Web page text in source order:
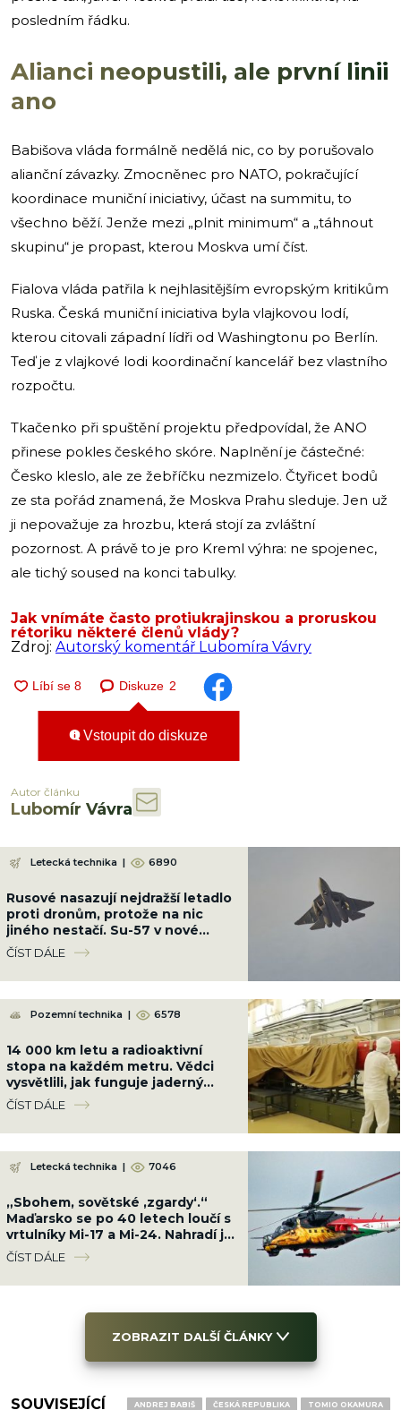
posledním řádku.
Alianci neopustili, ale první linii
ano
Babišova vláda formálně nedělá nic, co by porušovalo
alianční závazky. Zmocněnec pro NATO, pokračující
koordinace muniční iniciativy, účast na summitu, to
všechno běží. Jenže mezi „plnit minimum“ a „táhnout
skupinu“ je propast, kterou Moskva umí číst.
Fialova vláda patřila k nejhlasitějším evropským kritikům
Ruska. Česká muniční iniciativa byla vlajkovou lodí,
kterou citovali západní lídři od Washingtonu po Berlín.
Teď je z vlajkové lodi koordinační kancelář bez vlastního
rozpočtu.
Tkačenko při spuštění projektu předpovídal, že ANO
přinese pokles českého skóre. Naplnění je částečné:
Česko kleslo, ale ze žebříčku nezmizelo. Čtyřicet bodů
ze sta pořád znamená, že Moskva Prahu sleduje. Jen už
ji nepovažuje za hrozbu, která stojí za zvláštní
pozornost. A právě to je pro Kreml výhra: ne spojenec,
ale tichý soused na konci tabulky.
Jak vnímáte často protiukrajinskou a proruskou
rétoriku některé členů vlády?
Zdroj: Autorský komentář Lubomíra Vávry
Diskuze 2
Vstoupit do diskuze
Autor článku
Lubomír Vávra
Letecká technika | 6890
Rusové nasazují nejdražší letadlo
proti dronům, protože na nic
jiného nestačí. Su-57 v nové
konfiguraci stačí radar „Bělka“
ČÍST DÁLE
Pozemní technika | 6578
14 000 km letu a radioaktivní
stopa na každém metru. Vědci
vysvětlili, jak funguje jaderný
motor ruské střely Burevestnik
ČÍST DÁLE
Letecká technika | 7046
„Sbohem, sovětské ‚zgardy‘.“
Maďarsko se po 40 letech loučí s
vrtulníky Mi-17 a Mi-24. Nahradí je
západní za miliardy
ČÍST DÁLE
ZOBRAZIT DALŠÍ ČLÁNKY
SOUVISEJÍCÍ
ANDREJ BABIŠ ČESKÁ REPUBLIKA TOMIO OKAMURA